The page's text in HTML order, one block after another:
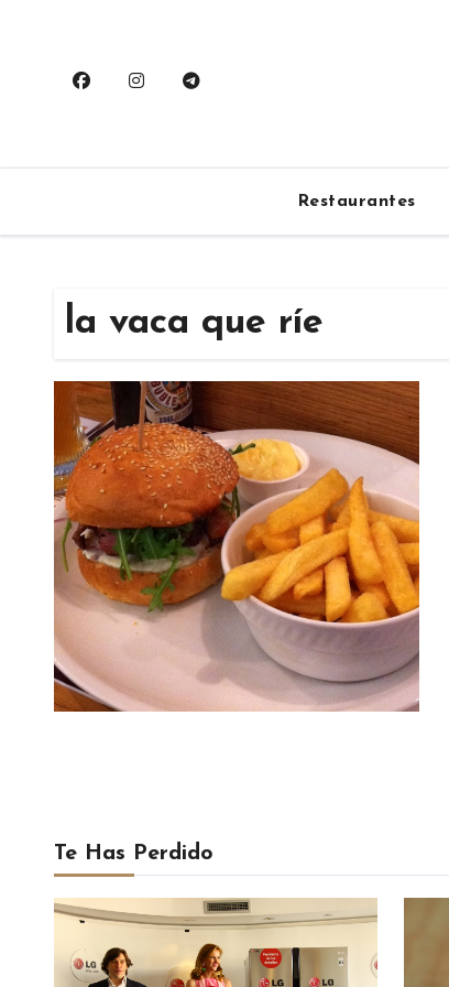
contenido
Restaurantes
la vaca que ríe
Te Has Perdido